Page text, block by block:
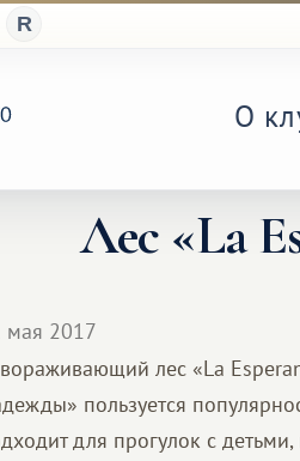
О
Лес «La
мая 2017
лес «La
пользуется
для прогулок с